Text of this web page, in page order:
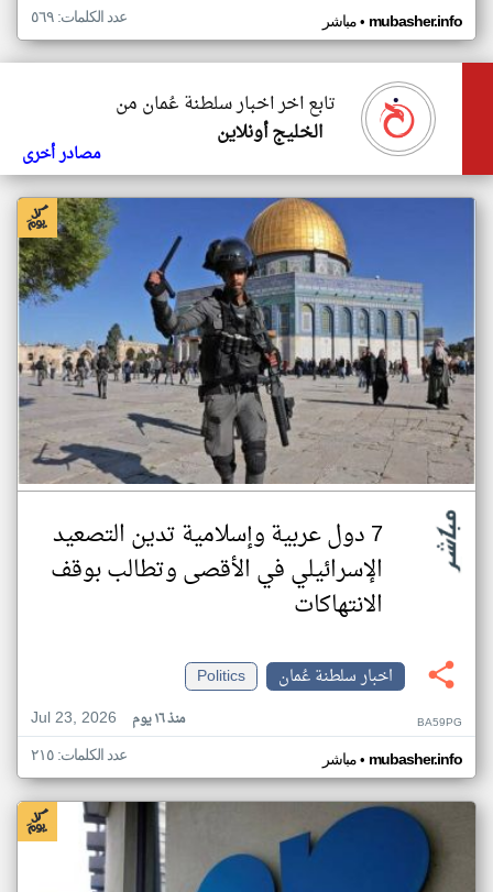
مباشر• mubasher.info عدد الكلمات: ٥٦٩
تابع اخر اخبار سلطنة عُمان من
الخليج أونلاين
مصادر أخرى
7 دول عربية وإسلامية تدين التصعيد
الإسرائيلي في الأقصى وتطالب بوقف
الانتهاكات
اخبار سلطنة عُمان
Politics
Jul 23, 2026
منذ ١٦ يوم BA59PG
مباشر• mubasher.info عدد الكلمات: ٢١٥